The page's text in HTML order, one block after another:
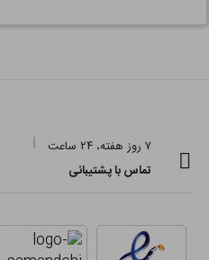
۷ روز هفته، ۲۴ ساعت
تماس با پشتیبانی